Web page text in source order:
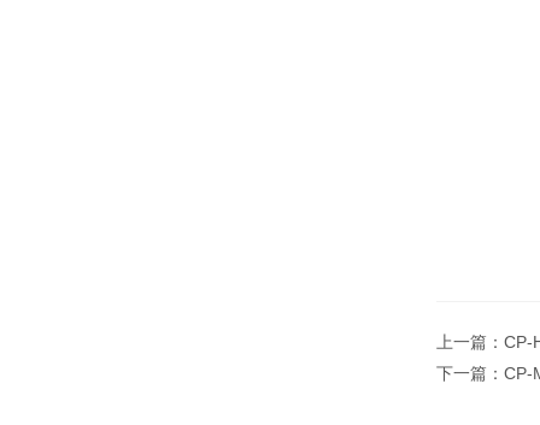
上一篇： CP-
下一篇： CP-